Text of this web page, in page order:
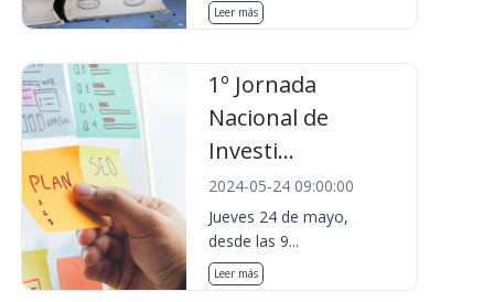
Leer más
1º Jornada
Nacional de
Investi...
2024-05-24 09:00:00
Jueves 24 de mayo,
desde las 9...
Leer más